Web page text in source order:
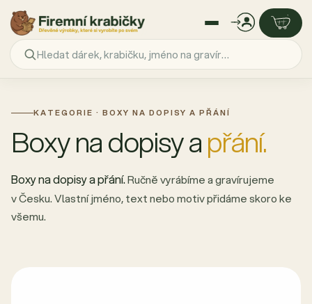
obsah KATEGORIE · BOXY NA DOPISY A PŘÁNÍ
Boxy na dopisy apřání.
Boxy na dopisy a přání.Ručně vyrábíme a gravírujeme
v Česku. Vlastní jméno, text nebo motiv přidáme skoro ke
všemu.